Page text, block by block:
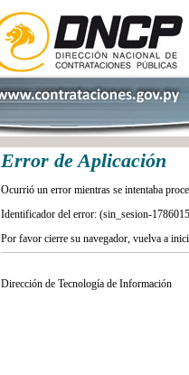
Error de Aplicación
Ocurrió un error mientras se intentaba
Identificador del error: (sin_sesion-
Por favor cierre su navegador, vuelva a
Dirección de Tecnología de Información